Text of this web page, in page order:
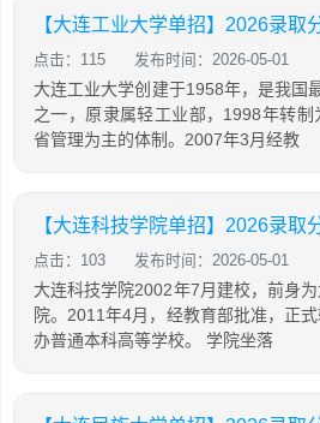
点击：115 发布时间：2026-05-01
大连工业大学创建于1958年，是我国
之一，原隶属轻工业部，1998年转
省管理为主的体制。2007年3月经教
点击：103 发布时间：2026-05-01
大连科技学院2002年7月建校，前身
院。2011年4月，经教育部批准，正
办普通本科高等学校。 学院坐落